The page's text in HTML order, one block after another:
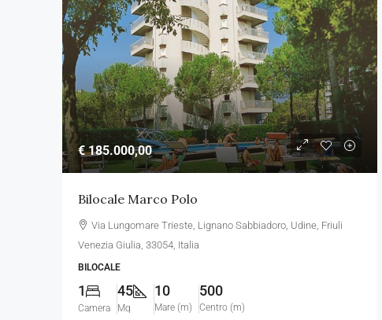
€ 185.000,00
Bilocale Marco Polo
Via Lungomare Trieste, Lignano Sabbiadoro, Udine, Friuli
Venezia Giulia, 33054, Italia
BILOCALE
1
Camera
45
Mq
10
Mare (m)
500
Centro (m)
€ 185.000,00
Udine, Friuli Venezia Giulia, 33054, Italia